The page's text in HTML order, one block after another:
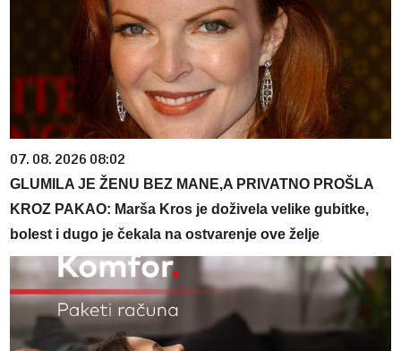
07. 08. 2026 08:02
GLUMILA JE ŽENU BEZ MANE,A PRIVATNO PROŠLA
KROZ PAKAO: Marša Kros je doživela velike gubitke,
bolest i dugo je čekala na ostvarenje ove želje